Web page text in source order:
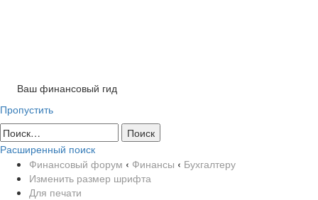
Ваш финансовый гид
Пропустить
Расширенный поиск
Финансовый форум ‹ Финансы ‹ Бухгалтеру
Изменить размер шрифта
Для печати